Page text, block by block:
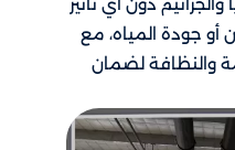
جودة المياه، مع
والنظافة لضمان